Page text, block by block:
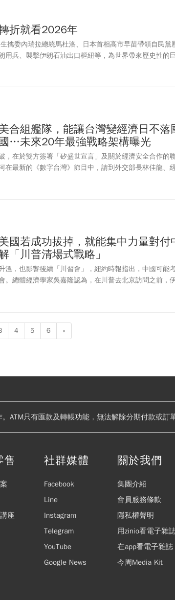
振東則認為，美國行政和立法部門都已經很清楚表達「台
國政府3、40年來從來沒看過的，美國想幫助台灣，國民
得他們會記得」。
折就看2026年
擒委內瑞拉總統馬杜洛、日本首相高市早苗帶領自民黨
用兵、襲擊伊朗石油出口樞紐等，為世界帶來歷史性的巨
合組艦隊，能讓台灣變經濟日不落
…未來20年最強戰略架構曝光
，在於雙方簽署「矽盛世宣言」及關於經濟安全合作的聯
在最新的《數字台灣》節目中，請到外交部長林佳龍、
合作願景。
國若成功拔掉，就能集中力量對付
「川普清場式戰略」
溫，也影響後續「川習會」，紐約時報指出，中國可能
。總體經濟學家吳嘉隆認為，在川普去北京訪問之前，
風險下降，台股資產估值走高是可能發展。中東專家、政
研究院國防戰略與資源研究所所長蘇紫雲受訪表示，若「
到實質壓制伊朗，將重塑中東安全架構，對北京影響不是
4 5 6 »
ATM只有匯款及轉帳功能，無法解除分期付款或
售
座
社群媒體
Facebook
Line
Instagram
Telegram
YouTube
Google News
關於我們
集團介紹
會員服務條款
隱私權聲明
用zinio看電子雜
在app看電子雜誌
今周Media Kit